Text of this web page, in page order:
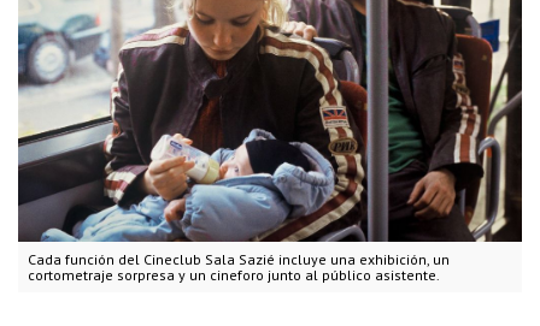
Cada función del Cineclub Sala Sazié incluye una exhibición, un
cortometraje sorpresa y un cineforo junto al público asistente.